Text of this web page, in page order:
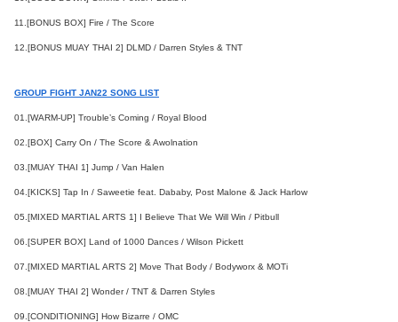
11.[BONUS BOX] Fire / The Score
12.[BONUS MUAY THAI 2] DLMD / Darren Styles & TNT
GROUP FIGHT JAN22 SONG LIST
01.[WARM-UP] Trouble’s Coming / Royal Blood
02.[BOX] Carry On / The Score & Awolnation
03.[MUAY THAI 1] Jump / Van Halen
04.[KICKS] Tap In / Saweetie feat. Dababy, Post Malone & Jack Harlow
05.[MIXED MARTIAL ARTS 1] I Believe That We Will Win / Pitbull
06.[SUPER BOX] Land of 1000 Dances / Wilson Pickett
07.[MIXED MARTIAL ARTS 2] Move That Body / Bodyworx & MOTi
08.[MUAY THAI 2] Wonder / TNT & Darren Styles
09.[CONDITIONING] How Bizarre / OMC